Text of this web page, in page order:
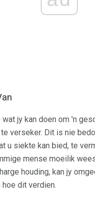
wat jy kan doen om 'n
te verseker. Dit is nie
u siekte kan bied, te
mense moeilik
houding, kan jy
dit verdien.